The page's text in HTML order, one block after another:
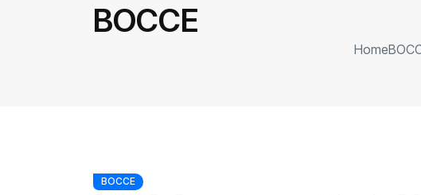
BOCCE
Home
BOCCE